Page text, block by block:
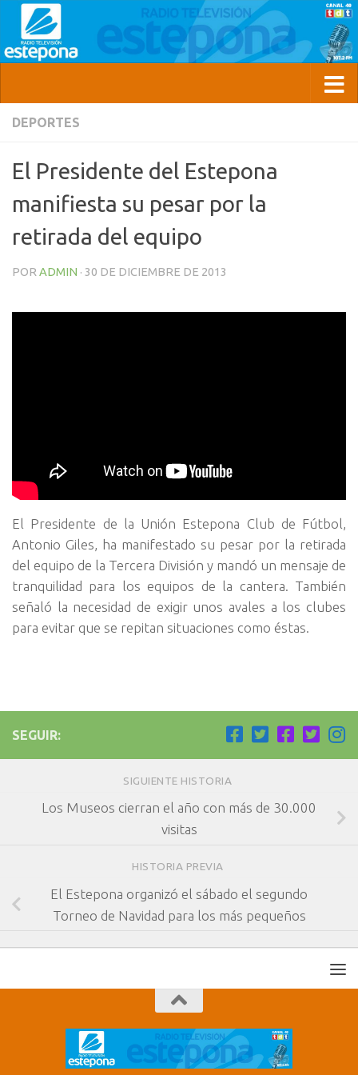
DEPORTES
El Presidente del Estepona
manifiesta su pesar por la
retirada del equipo
POR ADMIN · 30 DE DICIEMBRE DE 2013
El Presidente de la Unión Estepona Club de Fútbol,
Antonio Giles, ha manifestado su pesar por la retirada
del equipo de la Tercera División y mandó un mensaje de
tranquilidad para los equipos de la cantera. También
señaló la necesidad de exigir unos avales a los clubes
para evitar que se repitan situaciones como éstas.
SEGUIR:
SIGUIENTE HISTORIA
Los Museos cierran el año con más de 30.000
visitas
HISTORIA PREVIA
El Estepona organizó el sábado el segundo
Torneo de Navidad para los más pequeños